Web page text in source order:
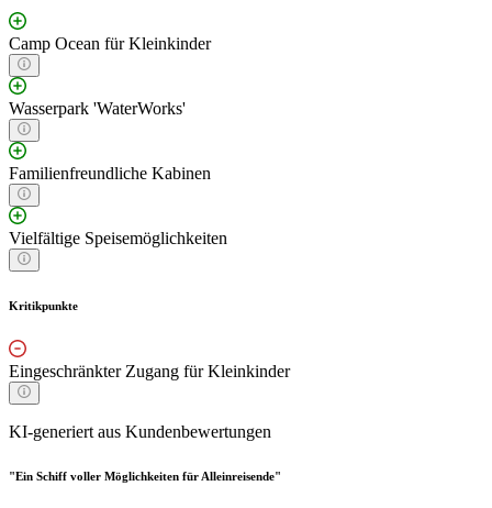
Camp Ocean für Kleinkinder
Wasserpark 'WaterWorks'
Familienfreundliche Kabinen
Vielfältige Speisemöglichkeiten
Kritikpunkte
Eingeschränkter Zugang für Kleinkinder
KI-generiert aus Kundenbewertungen
"Ein Schiff voller Möglichkeiten für Alleinreisende"